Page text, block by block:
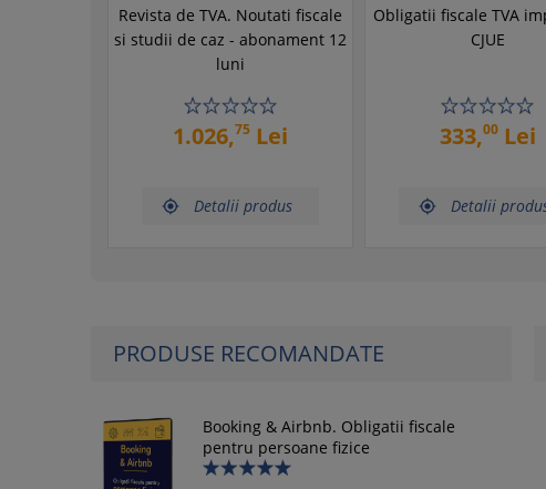
Revista de TVA. Noutati fiscale
si studii de caz - abonament 12
luni
1.026,75 Lei
 Detalii produs
Obligatii fiscale TVA
CJUE
333,00Lei
 Detalii
PRODUSE RECOMANDATE
Booking & Airbnb. Obligatii fiscale
pentru persoane fizice